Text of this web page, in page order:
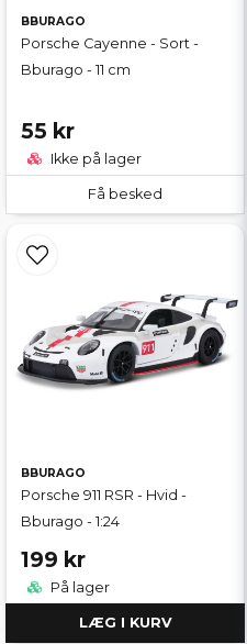
BBURAGO
Porsche Cayenne - Sort -
Bburago - 11 cm
55 kr
Ikke på lager
Få besked
BBURAGO
Porsche 911 RSR - Hvid -
Bburago - 1:24
199 kr
På lager
LÆG I KURV